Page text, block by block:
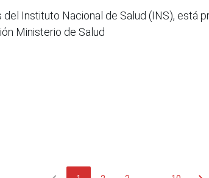
del Instituto Nacional de Salud (INS), está
Ministerio de Salud